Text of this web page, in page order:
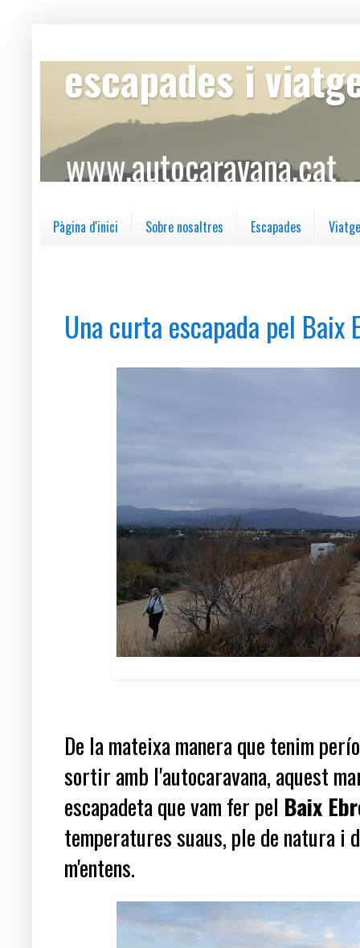
escapades i
www.autocaravana.cat
Pàgina d'inici Sobre nosaltres Escapades
Una curta escapada pel Baix
De la mateixa manera que tenim
sortir amb l'autocaravana, aquest
escapadeta que vam fer pel Baix
temperatures suaus, ple de natura
m'entens.